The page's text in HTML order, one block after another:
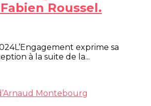
Roussel.
exprime sa
à la suite de la...